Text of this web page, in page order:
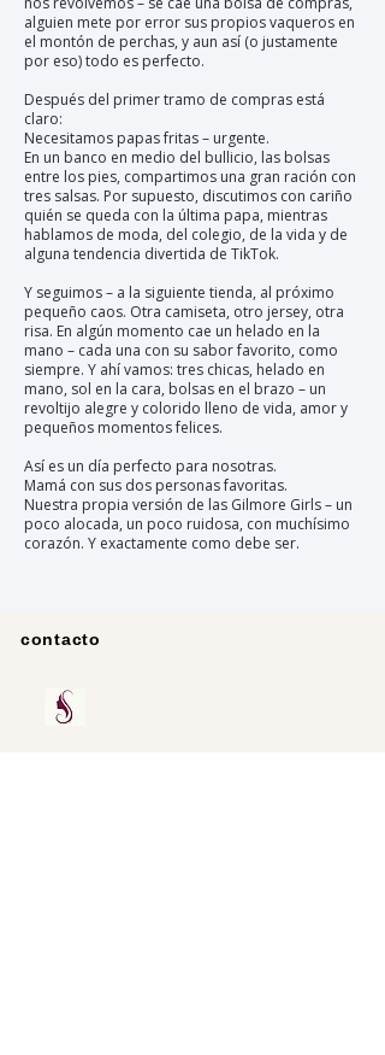
alguien mete por error sus propios vaqueros en
el montón de perchas, y aun así (o justamente
por eso) todo es perfecto.
Después del primer tramo de compras está
claro:
Necesitamos papas fritas – urgente.
En un banco en medio del bullicio, las bolsas
entre los pies, compartimos una gran ración con
tres salsas. Por supuesto, discutimos con cariño
quién se queda con la última papa, mientras
hablamos de moda, del colegio, de la vida y de
alguna tendencia divertida de TikTok.
Y seguimos – a la siguiente tienda, al próximo
pequeño caos. Otra camiseta, otro jersey, otra
risa. En algún momento cae un helado en la
mano – cada una con su sabor favorito, como
siempre. Y ahí vamos: tres chicas, helado en
mano, sol en la cara, bolsas en el brazo – un
revoltijo alegre y colorido lleno de vida, amor y
pequeños momentos felices.
Así es un día perfecto para nosotras.
Mamá con sus dos personas favoritas.
Nuestra propia versión de las Gilmore Girls – un
poco alocada, un poco ruidosa, con muchísimo
corazón. Y exactamente como debe ser.
contacto